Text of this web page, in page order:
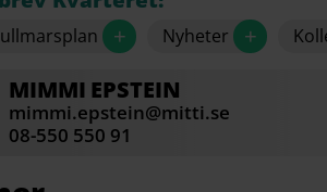
+ Nyheter +
MIMMI EPSTEIN
mimmi.epstein@mitti.se
08-550 550 91